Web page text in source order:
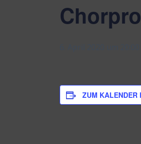
ZUM KALENDER